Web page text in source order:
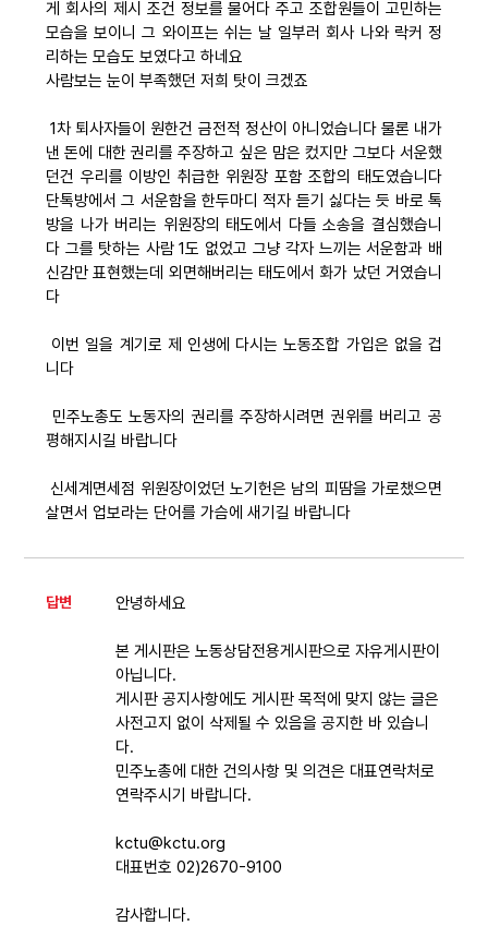
게 회사의 제시 조건 정보를 물어다 주고 조합원들이 고민하는
모습을 보이니 그 와이프는 쉬는 날 일부러 회사 나와 락커 정
리하는 모습도 보였다고 하네요
사람보는 눈이 부족했던 저희 탓이 크겠죠
1차 퇴사자들이 원한건 금전적 정산이 아니었습니다 물론 내가
낸 돈에 대한 권리를 주장하고 싶은 맘은 컸지만 그보다 서운했
던건 우리를 이방인 취급한 위원장 포함 조합의 태도였습니다
단톡방에서 그 서운함을 한두마디 적자 듣기 싫다는 듯 바로 톡
방을 나가 버리는 위원장의 태도에서 다들 소송을 결심했습니
다 그를 탓하는 사람 1도 없었고 그냥 각자 느끼는 서운함과 배
신감만 표현했는데 외면해버리는 태도에서 화가 났던 거였습니
다
이번 일을 계기로 제 인생에 다시는 노동조합 가입은 없을 겁
니다
민주노총도 노동자의 권리를 주장하시려면 권위를 버리고 공
평해지시길 바랍니다
신세계면세점 위원장이었던 노기헌은 남의 피땀을 가로챘으면
살면서 업보라는 단어를 가슴에 새기길 바랍니다
답변 안녕하세요
본 게시판은 노동상담전용게시판으로 자유게시판이
아닙니다.
게시판 공지사항에도 게시판 목적에 맞지 않는 글은
사전고지 없이 삭제될 수 있음을 공지한 바 있습니
다.
민주노총에 대한 건의사항 및 의견은 대표연락처로
연락주시기 바랍니다.
kctu@kctu.org
대표번호 02)2670-9100
감사합니다.